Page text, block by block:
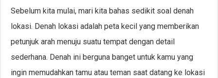
Sebelum kita mulai, mari kita bahas sedikit soal denah
lokasi. Denah lokasi adalah peta kecil yang memberikan
petunjuk arah menuju suatu tempat dengan detail
sederhana. Denah ini berguna banget untuk kamu yang
ingin memudahkan tamu atau teman saat datang ke lokasi